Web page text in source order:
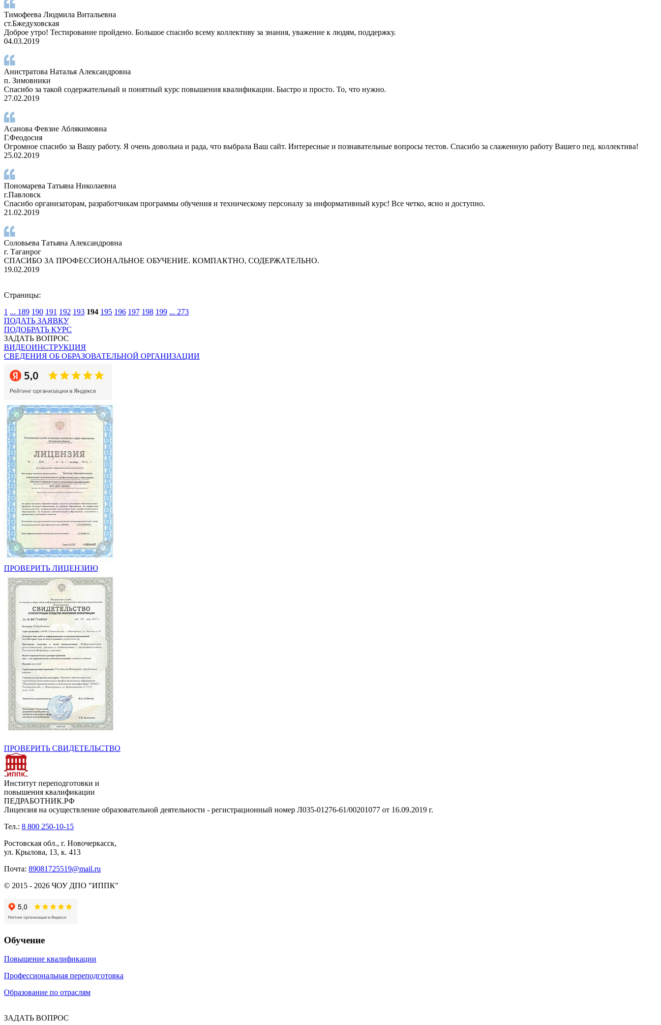
Тимофеева Людмила Витальевна
ст.Бжедуховская
Доброе утро! Тестирование пройдено. Большое спасибо всему коллективу за знания, уважение к людям, поддержку.
04.03.2019
Анистратова Наталья Александровна
п. Зимовники
Спасибо за такой содержательный и понятный курс повышения квалификации. Быстро и просто. То, что нужно.
27.02.2019
Асанова Февзие Аблякимовна
Г.Феодосия
Огромное спасибо за Вашу работу. Я очень довольна и рада, что выбрала Ваш сайт. Интересные и познавательные вопросы тестов. Спасибо за слаженную работу Вашего пед. коллектива!
25.02.2019
Пономарева Татьяна Николаевна
г.Павловск
Спасибо организаторам, разработчикам программы обучения и техническому персоналу за информативный курс! Все четко, ясно и доступно.
21.02.2019
Соловьева Татьяна Александровна
г. Таганрог
СПАСИБО ЗА ПРОФЕССИОНАЛЬНОЕ ОБУЧЕНИЕ. КОМПАКТНО, СОДЕРЖАТЕЛЬНО.
19.02.2019
Страницы:
1 ... 189 190 191 192 193 194 195 196 197 198 199 ... 273
ПОДАТЬ ЗАЯВКУ
ПОДОБРАТЬ КУРС
ЗАДАТЬ ВОПРОС
ВИДЕОИНСТРУКЦИЯ
СВЕДЕНИЯ ОБ ОБРАЗОВАТЕЛЬНОЙ ОРГАНИЗАЦИИ
ПРОВЕРИТЬ ЛИЦЕНЗИЮ
ПРОВЕРИТЬ СВИДЕТЕЛЬСТВО
Институт переподготовки и
повышения квалификации
ПЕДРАБОТНИК.РФ
Лицензия на осуществление образовательной деятельности - регистрационный номер Л035-01276-61/00201077 от 16.09.2019 г.
Тел.: 8 800 250-10-15
Ростовская обл., г. Новочеркасск,
ул. Крылова, 13, к. 413
Почта: 89081725519@mail.ru
© 2015 - 2026 ЧОУ ДПО "ИППК"
Обучение
Повышение квалификации
Профессиональная переподготовка
Образование по отраслям
ЗАДАТЬ ВОПРОС